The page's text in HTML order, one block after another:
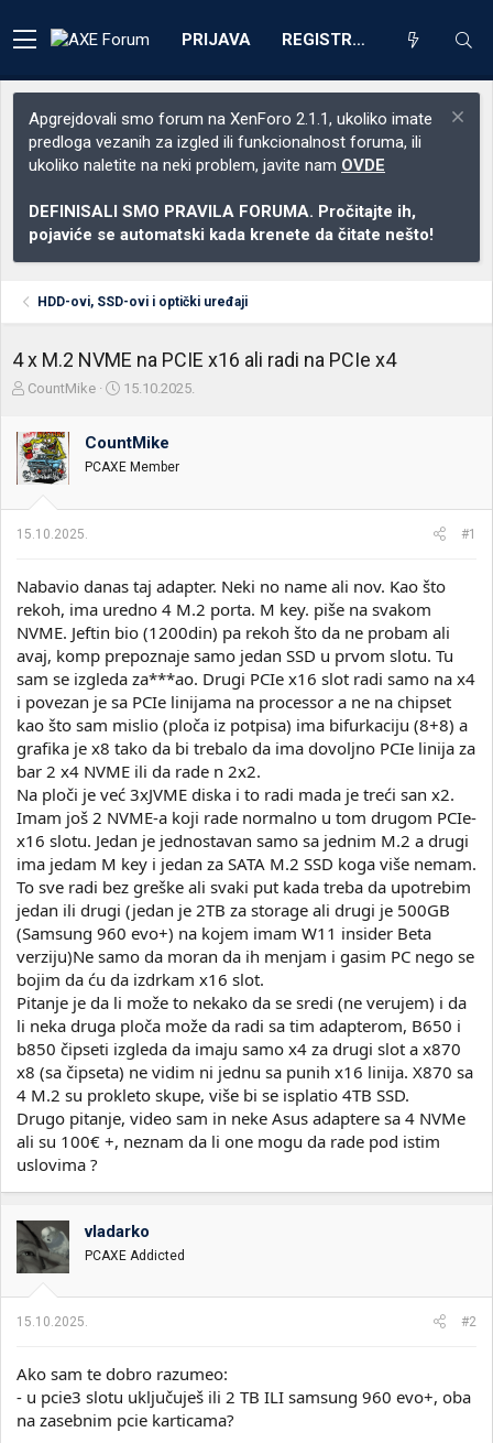
PRIJAVA REGISTRACIJA
Apgrejdovali smo forum na XenForo 2.1.1, ukoliko imate
predloga vezanih za izgled ili funkcionalnost foruma, ili
ukoliko naletite na neki problem, javite nam OVDE
DEFINISALI SMO PRAVILA FORUMA. Pročitajte ih,
pojaviće se automatski kada krenete da čitate nešto!
HDD-ovi, SSD-ovi i optički uređaji
4 x M.2 NVME na PCIE x16 ali radi na PCIe x4
Z
e
t
n
i
k
m
e
CountMike
D
u
m
o
t
a
n
a
15.10.2025.
CountMike
PCAXE Member
15.10.2025. #1
Nabavio danas taj adapter. Neki no name ali nov. Kao što
rekoh, ima uredno 4 M.2 porta. M key. piše na svakom
NVME. Jeftin bio (1200din) pa rekoh što da ne probam ali
avaj, komp prepoznaje samo jedan SSD u prvom slotu. Tu
sam se izgleda za***ao. Drugi PCIe x16 slot radi samo na x4
i povezan je sa PCIe linijama na processor a ne na chipset
kao što sam mislio (ploča iz potpisa) ima bifurkaciju (8+8) a
grafika je x8 tako da bi trebalo da ima dovoljno PCIe linija za
bar 2 x4 NVME ili da rade n 2x2.
Na ploči je već 3xJVME diska i to radi mada je treći san x2.
Imam još 2 NVME-a koji rade normalno u tom drugom PCIe-
x16 slotu. Jedan je jednostavan samo sa jednim M.2 a drugi
ima jedam M key i jedan za SATA M.2 SSD koga više nemam.
To sve radi bez greške ali svaki put kada treba da upotrebim
jedan ili drugi (jedan je 2TB za storage ali drugi je 500GB
(Samsung 960 evo+) na kojem imam W11 insider Beta
verziju)Ne samo da moran da ih menjam i gasim PC nego se
bojim da ću da izdrkam x16 slot.
Pitanje je da li može to nekako da se sredi (ne verujem) i da
li neka druga ploča može da radi sa tim adapterom, B650 i
b850 čipseti izgleda da imaju samo x4 za drugi slot a x870
x8 (sa čipseta) ne vidim ni jednu sa punih x16 linija. X870 sa
4 M.2 su prokleto skupe, više bi se isplatio 4TB SSD.
Drugo pitanje, video sam in neke Asus adaptere sa 4 NVMe
ali su 100€ +, neznam da li one mogu da rade pod istim
uslovima ?
vladarko
PCAXE Addicted
15.10.2025. #2
Ako sam te dobro razumeo:
- u pcie3 slotu uključuješ ili 2 TB ILI samsung 960 evo+, oba
na zasebnim pcie karticama?